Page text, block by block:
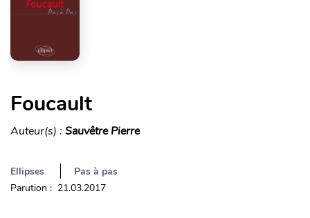
Foucault
Auteur(s) : Sauvêtre Pierre
Ellipses
Pas à pas
Parution : 21.03.2017